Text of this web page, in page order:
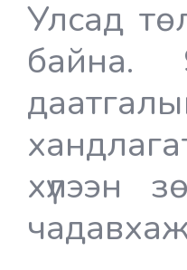
Улсад
байна.
хүлээн